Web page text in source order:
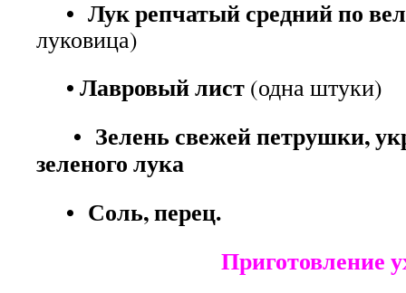
• Лук репчатый средний по
луковица)
• Лавровый лист (одна штуки)
• Зелень свежей петрушки,
зеленого лука
• Соль, перец.
Приготовление